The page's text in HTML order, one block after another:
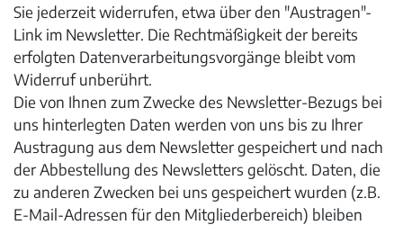
Sie jederzeit widerrufen, etwa über den "Austragen"-
Link im Newsletter. Die Rechtmäßigkeit der bereits
erfolgten Datenverarbeitungsvorgänge bleibt vom
Widerruf unberührt.
Die von Ihnen zum Zwecke des Newsletter-Bezugs bei
uns hinterlegten Daten werden von uns bis zu Ihrer
Austragung aus dem Newsletter gespeichert und nach
der Abbestellung des Newsletters gelöscht. Daten, die
zu anderen Zwecken bei uns gespeichert wurden (z.B.
E-Mail-Adressen für den Mitgliederbereich) bleiben